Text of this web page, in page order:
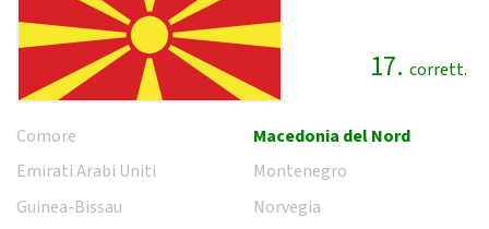
17. corrett.
Comore
Emirati Arabi Uniti
Guinea-Bissau
Macedonia del Nord
Montenegro
Norvegia